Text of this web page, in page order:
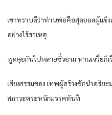
เขาทราบดีว่าท่านพ่อคือสุดยอดผู้แข็ง
อย่างไร้สาเหตุ
พูดคุยกันไปหลายชั่วยาม หานเจวี๋ยก็เ
เสียงธรรมของ เทพผู้สร้างชักนำอริย
สภาวะตระหนักมรรคทันที